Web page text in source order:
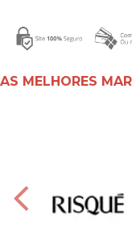
AS MELHORES